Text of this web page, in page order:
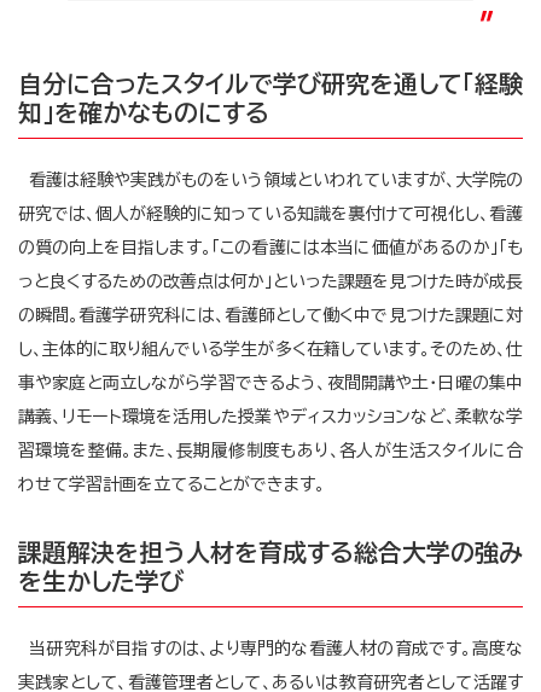
自分に合ったスタイルで学び研究を通して「経験
知」を確かなものにする
看護は経験や実践がものをいう領域といわれていますが、大学院の
研究では、個人が経験的に知っている知識を裏付けて可視化し、看護
の質の向上を目指します。「この看護には本当に価値があるのか」「も
っと良くするための改善点は何か」といった課題を見つけた時が成長
の瞬間。看護学研究科には、看護師として働く中で見つけた課題に対
し、主体的に取り組んでいる学生が多く在籍しています。そのため、仕
事や家庭と両立しながら学習できるよう、夜間開講や土・日曜の集中
講義、リモート環境を活用した授業やディスカッションなど、柔軟な学
習環境を整備。また、長期履修制度もあり、各人が生活スタイルに合
わせて学習計画を立てることができます。
課題解決を担う人材を育成する総合大学の強み
を生かした学び
当研究科が目指すのは、より専門的な看護人材の育成です。高度な
実践家として、看護管理者として、あるいは教育研究者として活躍す